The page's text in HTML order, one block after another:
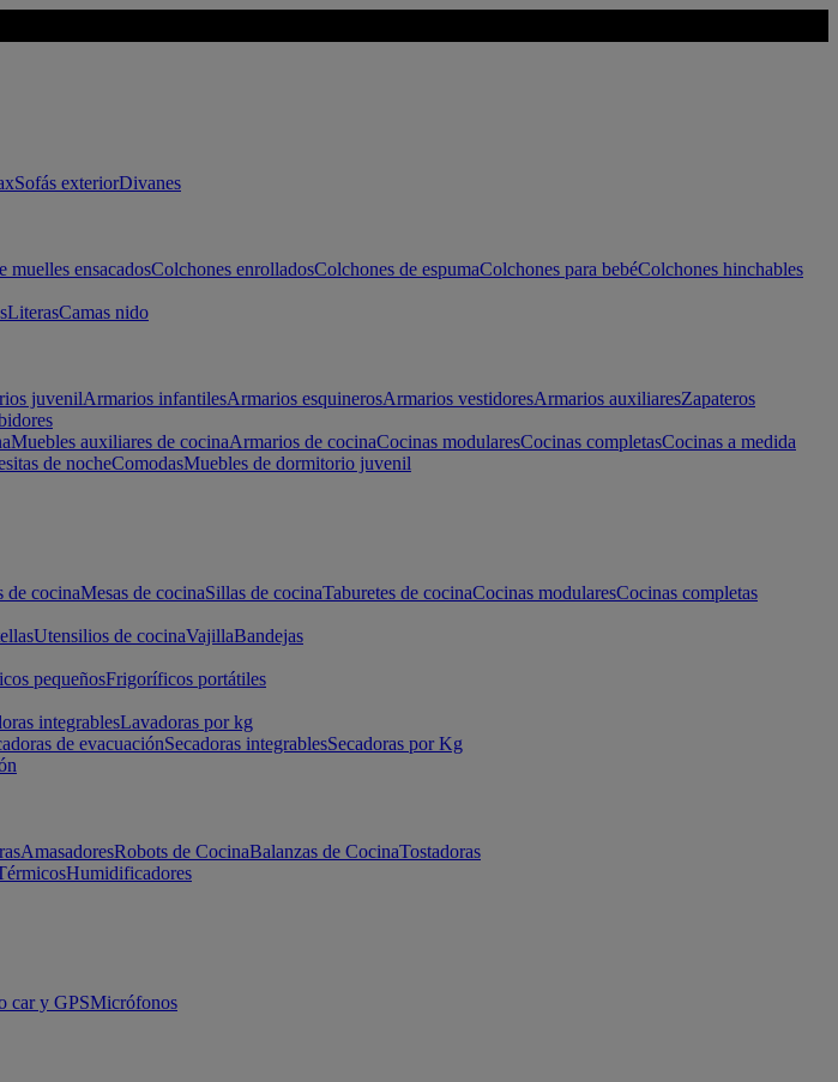
Sofás exteriorDivanes
muelles ensacadosColchones enrolladosColchones de espumaColchones para bebéColchones hinchables
LiterasCamas nido
juvenilArmarios infantilesArmarios esquinerosArmarios vestidoresArmarios auxiliaresZapateros
Muebles auxiliares de cocinaArmarios de cocinaCocinas modularesCocinas completasCocinas a medida
de nocheComodasMuebles de dormitorio juvenil
de cocinaMesas de cocinaSillas de cocinaTaburetes de cocinaCocinas modularesCocinas completas
Utensilios de cocinaVajillaBandejas
pequeñosFrigoríficos portátiles
integrablesLavadoras por kg
de evacuaciónSecadoras integrablesSecadoras por Kg
AmasadoresRobots de CocinaBalanzas de CocinaTostadoras
Humidificadores
car y GPSMicrófonos